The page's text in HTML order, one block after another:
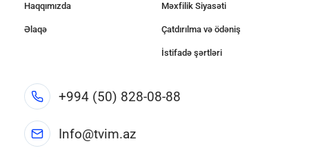
Haqqımızda
Əlaqə
Məxfilik Siyasəti
Çatdırılma və ödəniş
İstifadə şərtləri
+994 (50) 828-08-88
Info@tvim.az